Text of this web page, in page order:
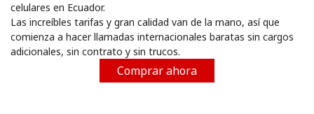
o
celulares en Ecuador.
Las increíbles tarifas y gran calidad van de la mano, así que
comienza a hacer llamadas internacionales baratas sin cargos
adicionales, sin contrato y sin trucos.
Comprar ahora